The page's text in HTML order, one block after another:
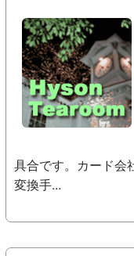
具合です。カード会
変換手...